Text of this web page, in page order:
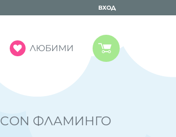
ВХОД
ЛЮБИМИ
ICON ФЛАМИНГО